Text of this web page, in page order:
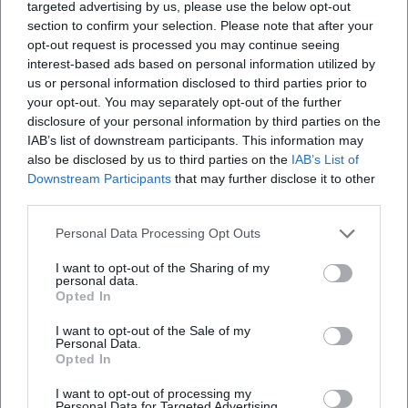
targeted advertising by us, please use the below opt-out
section to confirm your selection. Please note that after your
opt-out request is processed you may continue seeing
interest-based ads based on personal information utilized by
us or personal information disclosed to third parties prior to
your opt-out. You may separately opt-out of the further
disclosure of your personal information by third parties on the
IAB’s list of downstream participants. This information may
also be disclosed by us to third parties on the IAB’s List of
Downstream Participants that may further disclose it to other
Personal Data Processing Opt Outs
I want to opt-out of the Sharing of my
personal data.
Opted In
I want to opt-out of the Sale of my
Personal Data.
Opted In
I want to opt-out of processing my
Lucca und Viareggio seine Lebensstationen, während das
Festival in Torre del Lago jeden Sommer seine Opern unter
freiem Himmel präsentiert – ein Ritual, das Besucherinnen
und Besucher an den Lebensort des Komponisten
zurückführt. Diese Institutionen verankern Puccinis Werk
als lebendiges Kulturerbe zwischen Forschung, Bühne und
Vermittlung. ([metopera.org]
(https://www.metopera.org/about/press-releases/franco-
zeffirellis-classic-staging-of-puccinis-ila-bohemei-returns-
to-the-met-stage-october-10/?utm_source=openai))
Orte des Erinnerns: Lucca, Torre del Lago, Viareggio
darunter der Turandot-Flügel –, Manuskripte, Dokumente
und Bühnenobjekte; sie wird von der Fondazione Giacomo
Archiv und Vermittlung. In Torre del Lago, wo Puccini
lange lebte und arbeitete, erhebt sich das Gran Teatro